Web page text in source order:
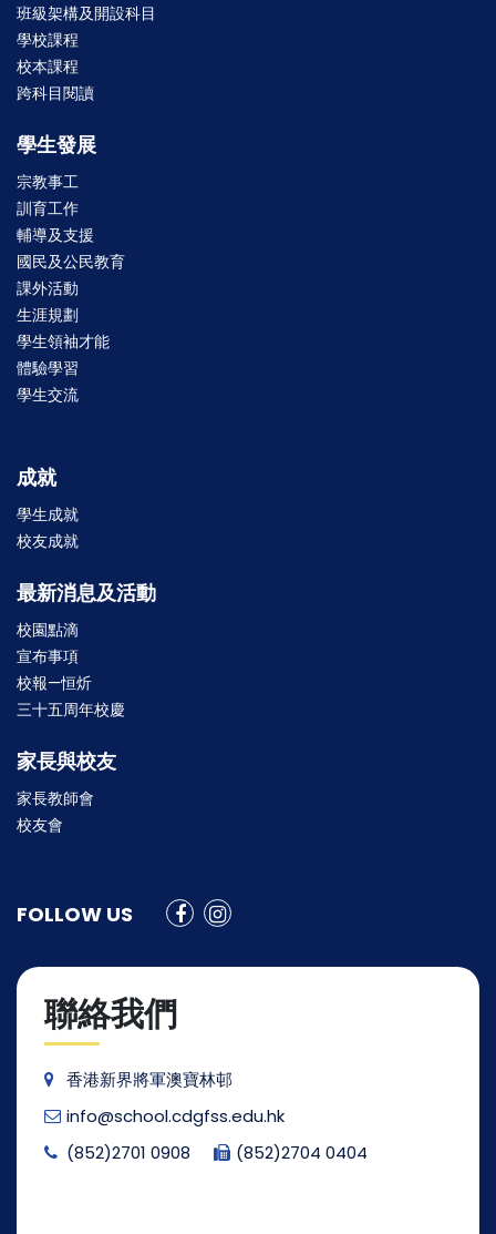
班級架構及開設科目
學校課程
校本課程
跨科目閱讀
學生發展
宗教事工
訓育工作
輔導及支援
國民及公民教育
課外活動
生涯規劃
學生領袖才能
體驗學習
學生交流
成就
學生成就
校友成就
最新消息及活動
校園點滴
宣布事項
校報—恒炘
三十五周年校慶
家長與校友
家長教師會
校友會
FOLLOW US
聯絡我們
香港新界將軍澳寶林邨
info@school.cdgfss.edu.hk
(852)2701 0908
(852)2704 0404